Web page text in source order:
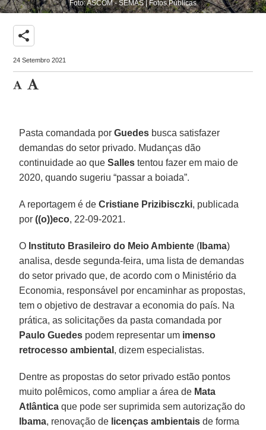
Foto: ASCOM - SEMAS | Fotos Públicas
share
24 Setembro 2021
Pasta comandada porGuedes busca satisfazer
demandas do setor privado. Mudanças dão
continuidade ao queSalles tentou fazer em maio de
2020, quando sugeriu “passar a boiada”.
A reportagem é de Cristiane Prizibisczki, publicada
por ((o))eco, 22-09-2021.
O Instituto Brasileiro do Meio Ambiente ( Ibama)
analisa, desde segunda-feira, uma lista de demandas
do setor privado que, de acordo com o Ministério da
Economia, responsável por encaminhar as propostas,
tem o objetivo de destravar a economia do país. Na
prática, as solicitações da pasta comandada por
Paulo Guedes podem representar um imenso
retrocesso ambiental , dizem especialistas.
Dentre as propostas do setor privado estão pontos
muito polêmicos, como ampliar a área de Mata
Atlântica que pode ser suprimida sem autorização do
Ibama, renovação de licenças ambientais de forma